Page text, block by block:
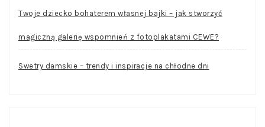
Twoje dziecko bohaterem własnej bajki – jak stworzyć
magiczną galerię wspomnień z fotoplakatami CEWE?
Swetry damskie – trendy i inspiracje na chłodne dni